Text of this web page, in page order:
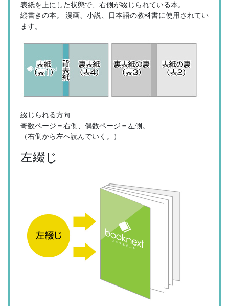
表紙を上にした状態で、右側が綴じられている本。
縦書きの本。 漫画、小説、日本語の教科書に使用されてい
ます。
綴じられる方向
奇数ページ＝右側、偶数ページ＝左側。
（右側から左へ読んでいく。）
左綴じ